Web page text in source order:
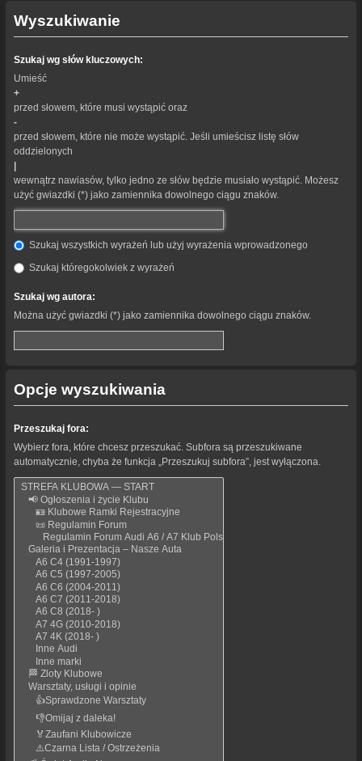
Wyszukiwanie
Szukaj wg słów kluczowych:
Umieść
+
przed słowem, które musi wystąpić oraz
-
przed słowem, które nie może wystąpić. Jeśli umieścisz listę słów
oddzielonych
wewnątrz nawiasów, tylko jedno ze słów będzie musiało wystąpić. Możesz
użyć gwiazdki (*) jako zamiennika dowolnego ciągu znaków.
Szukaj wszystkich wyrażeń lub użyj wyrażenia wprowadzonego
Szukaj któregokolwiek z wyrażeń
Szukaj wg autora:
Można użyć gwiazdki (*) jako zamiennika dowolnego ciągu znaków.
Opcje wyszukiwania
Przeszukaj fora:
Wybierz fora, które chcesz przeszukać. Subfora są przeszukiwane
automatycznie, chyba że funkcja „Przeszukuj subfora”, jest wyłączona.